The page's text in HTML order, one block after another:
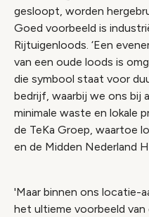
gesloopt, worden
Goed voorbeeld is
Rijtuigenloods. ‘Een
van een oude loods is
die symbool staat voor
bedrijf, waarbij we ons bij
minimale waste en lokale
de TeKa Groep, waartoe
en de Midden Nederland
'Maar binnen ons locatie-
het ultieme voorbeeld van